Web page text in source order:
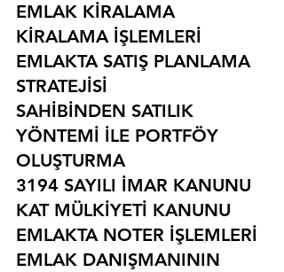
EMLAK KİRALAMA
KİRALAMA İŞLEMLERİ
EMLAKTA SATIŞ PLANLAMA
STRATEJİSİ
SAHİBİNDEN SATILIK
YÖNTEMİ İLE PORTFÖY
OLUŞTURMA
3194 SAYILI İMAR KANUNU
KAT MÜLKİYETİ KANUNU
EMLAKTA NOTER İŞLEMLERİ
EMLAK DANIŞMANININ